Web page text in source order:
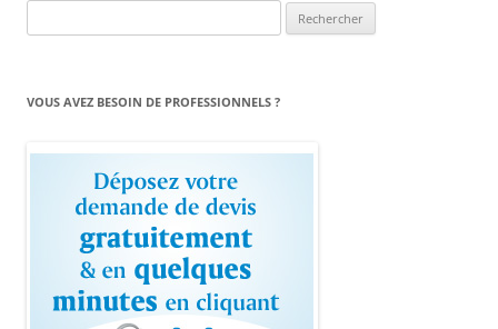
VOUS AVEZ BESOIN DE PROFESSIONNELS ?